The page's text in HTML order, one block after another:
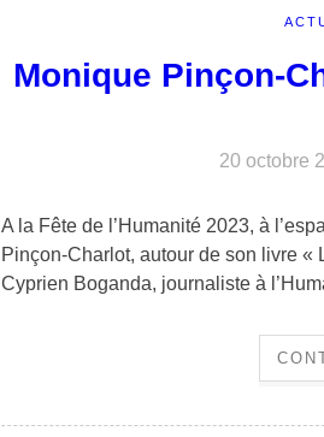
Monique Pinçon-
20 octobre
A la Fête de l’Humanité 2023, à
Pinçon-Charlot, autour de son livre
Cyprien Boganda, journaliste à